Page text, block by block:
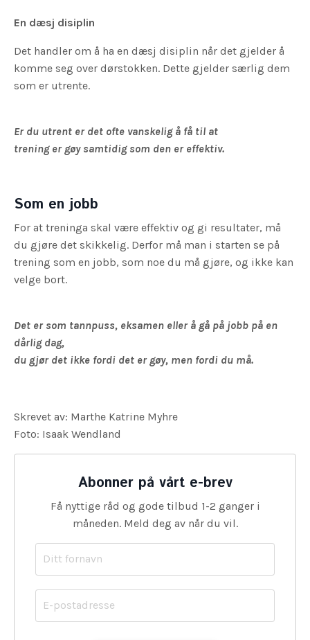
En dæsj disiplin
Det handler om å ha en dæsj disiplin når det gjelder å
komme seg over dørstokken. Dette gjelder særlig dem
som er utrente.
Er du utrent er det ofte vanskelig å få til at
trening er gøy samtidig som den er effektiv.
Som en jobb
For at treninga skal være effektiv og gi resultater, må
du gjøre det skikkelig. Derfor må man i starten se på
trening som en jobb, som noe du må gjøre, og ikke kan
velge bort.
Det er som tannpuss, eksamen eller å gå på jobb på en
dårlig dag,
du gjør det ikke fordi det er gøy, men fordi du må.
Skrevet av: Marthe Katrine Myhre
Foto: Isaak Wendland
Abonner på vårt e-brev
Få nyttige råd og gode tilbud 1-2 ganger i
måneden. Meld deg av når du vil.